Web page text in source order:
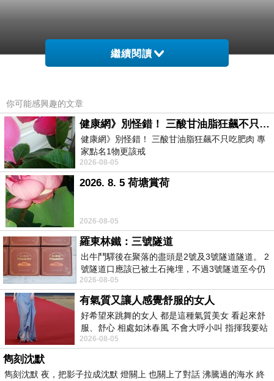
繼續閱讀
你可能感興趣的文章
健康網》別怪錯！ 三酸甘油脂狂飆不只吃肥肉 專家點名1物更該戒
健康網》別怪錯！ 三酸甘油脂狂飆不只吃肥肉 專
家點名1物更該戒
https://health.ltn.com.tw/article/breakingnews/
2026-08-05
2026. 8. 5 荷塘賞荷
2026-08-05
羅東林鐵：三號隧道
出牛鬥驛後在聚落的盡頭是2號及3號隧道隧道。 2
號隧道口應該已被土石掩埋，不過3號隧道至今仍
存在。從台7丙牛鬥橋上往左岸上游方
2026-08-05
有氣質又讓人感覺舒服的女人
好希望來跳舞的女人 都是這種氣質美女 看起來舒
服、舒心 相處如沐春風 不會大呼小叫 指揮我要站
哪個位子 妳老幾？？
2026-08-05
雋刻沈默
雋刻沈默 夜，把影子拉成沈默 燈關上 也關上了對話 沸騰過的海水 終